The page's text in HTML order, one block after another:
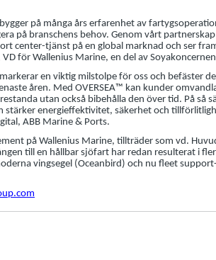
på många års erfarenhet av
på branschens behov. Genom vårt
center-tjänst på en global marknad och ser
för Wallenius Marine, en del av
en viktig milstolpe för oss och befäster
åren. Med OVERSEA™ kan kunder
utan också bibehålla den över tid. På så
energieffektivitet, säkerhet och
ABB Marine & Ports.
på Wallenius Marine, tillträder som vd.
till en hållbar sjöfart har redan resulterat i
vingsegel (Oceanbird) och nu fleet